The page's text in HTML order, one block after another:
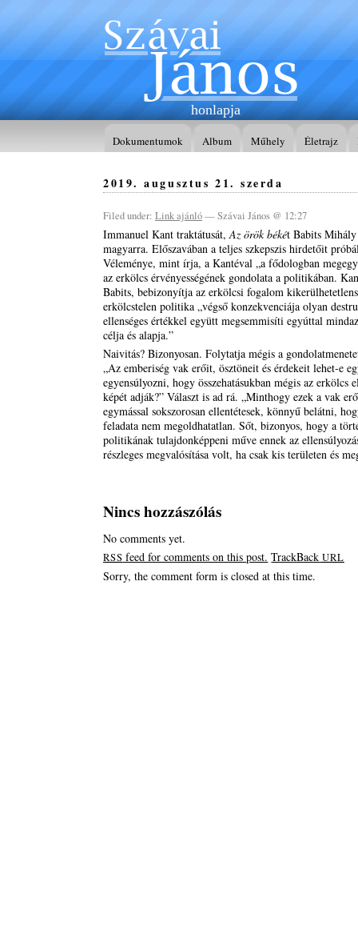
honlapja
Dokumentumok Album Műhely Életrajz
2019. augusztus 21. szerda
Filed under: Link ajánló— Szávai János @ 12:27
Immanuel Kant traktátusát,Az örök békét Babits
magyarra. Előszavában a teljes szkepszis hirdetőit
Véleménye, mint írja, a Kantéval „a fődologban
az erkölcs érvényességének gondolata a politikában.
Babits, bebizonyítja az erkölcsi fogalom
erkölcstelen politika „végső konzekvenciája olyan
ellenséges értékkel együtt megsemmisíti egyúttal
célja és alapja.”
Naivitás? Bizonyosan. Folytatja mégis a
„Az emberiség vak erőit, ösztöneit és érdekeit lehet-e
egyensúlyozni, hogy összehatásukban mégis az erkölcs
képét adják?” Választ is ad rá. „Minthogy ezek a vak
egymással sokszorosan ellentétesek, könnyű belátni,
feladata nem megoldhatatlan. Sőt, bizonyos, hogy a
politikának tulajdonképpeni műve ennek az
részleges megvalósítása volt, ha csak kis területen és
Nincs hozzászólás
No comments yet.
RSS feed for comments on this post. TrackBackURL
Sorry, the comment form is closed at this time.